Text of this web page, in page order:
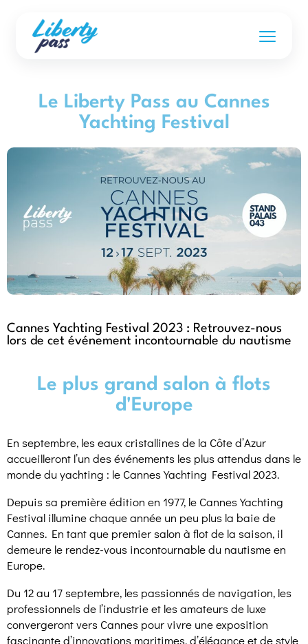
Le Liberty Pass au Cannes
Yachting Festival
Cannes Yachting Festival 2023 : Retrouvez-nous
lors de cet événement incontournable du nautisme
Le plus grand salon à flots
d'Europe
En septembre, les eaux cristallines de la Côte d’Azur
accueilleront l’un des événements les plus attendus dans le
monde du yachting : le Cannes Yachting Festival 2023.
Depuis sa première édition en 1977, le Cannes Yachting
Festival illumine chaque année un peu plus la baie de
Cannes. En tant que premier salon à flot de la saison, il
demeure le rendez-vous incontournable du nautisme en
Europe.
Du 12 au 17 septembre, les passionnés de navigation, les
professionnels de l’industrie et les amateurs de luxe
convergeront vers Cannes pour vivre une exposition
fascinante d’innovations maritimes, d’élégance et de style